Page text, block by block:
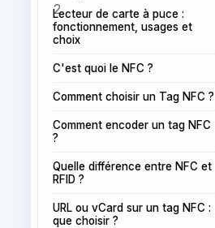
Lecteur de carte à puce :
fonctionnement, usages et
choix
C'est quoi le NFC ?
Comment choisir un Tag NFC ?
Comment encoder un tag NFC
?
Quelle différence entre NFC et
RFID ?
URL ou vCard sur un tag NFC :
que choisir ?